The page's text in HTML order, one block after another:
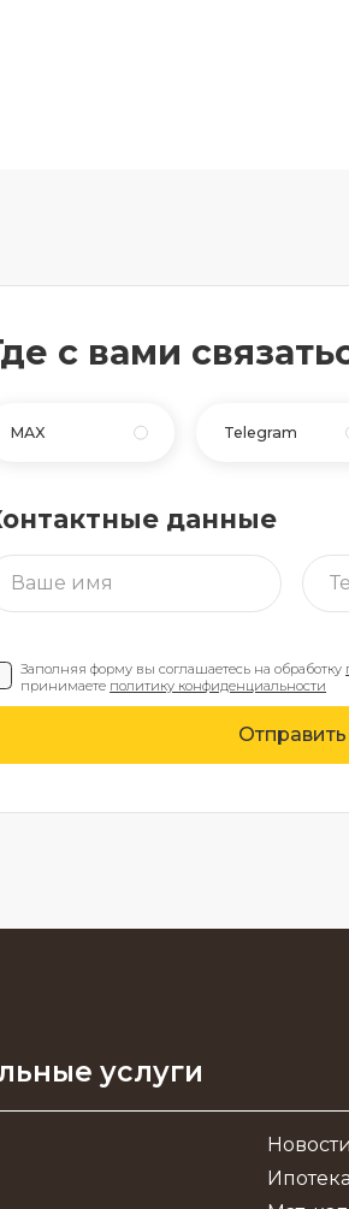
с вами
MAX Telegram
данные
Заполняя форму вы соглашаетесь на обработку
принимаете политику конфиденциальности
Отправить
услуги
Новости
Ипотека